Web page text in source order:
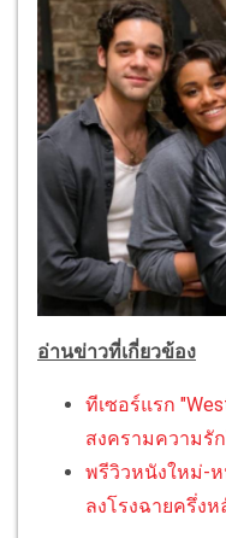
อ่านข่าวที่เกี่ยวข้อง
ทีเซอร์แรก
สงครามความรั
พรีวิวหนังใหม่-ห
ลงโรงฉายครึ่งห